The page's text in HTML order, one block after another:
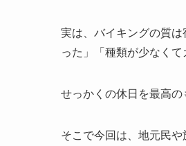
実は、バイキングの質
った」「種類が少なく
せっかくの休日を最高の
そこで今回は、地元民